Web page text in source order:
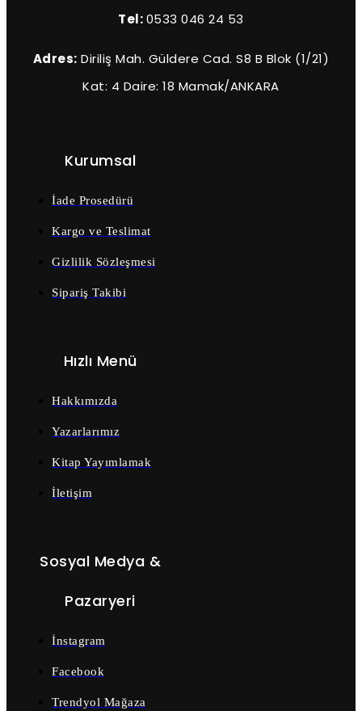
Tel:0533 046 24 53
Adres: Diriliş Mah. Güldere Cad. S8 B Blok (1/21)
Kat: 4 Daire: 18 Mamak/ANKARA
Kurumsal
İade Prosedürü
Kargo ve Teslimat
Gizlilik Sözleşmesi
Sipariş Takibi
Hızlı Menü
Hakkımızda
Yazarlarımız
Kitap Yayımlamak
İletişim
Sosyal Medya &
Pazaryeri
İnstagram
Facebook
Trendyol Mağaza